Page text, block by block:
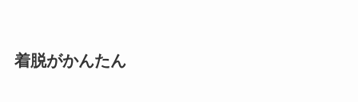
着脱がかんたん